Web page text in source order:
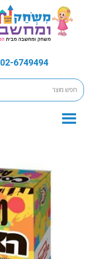
02-6749494